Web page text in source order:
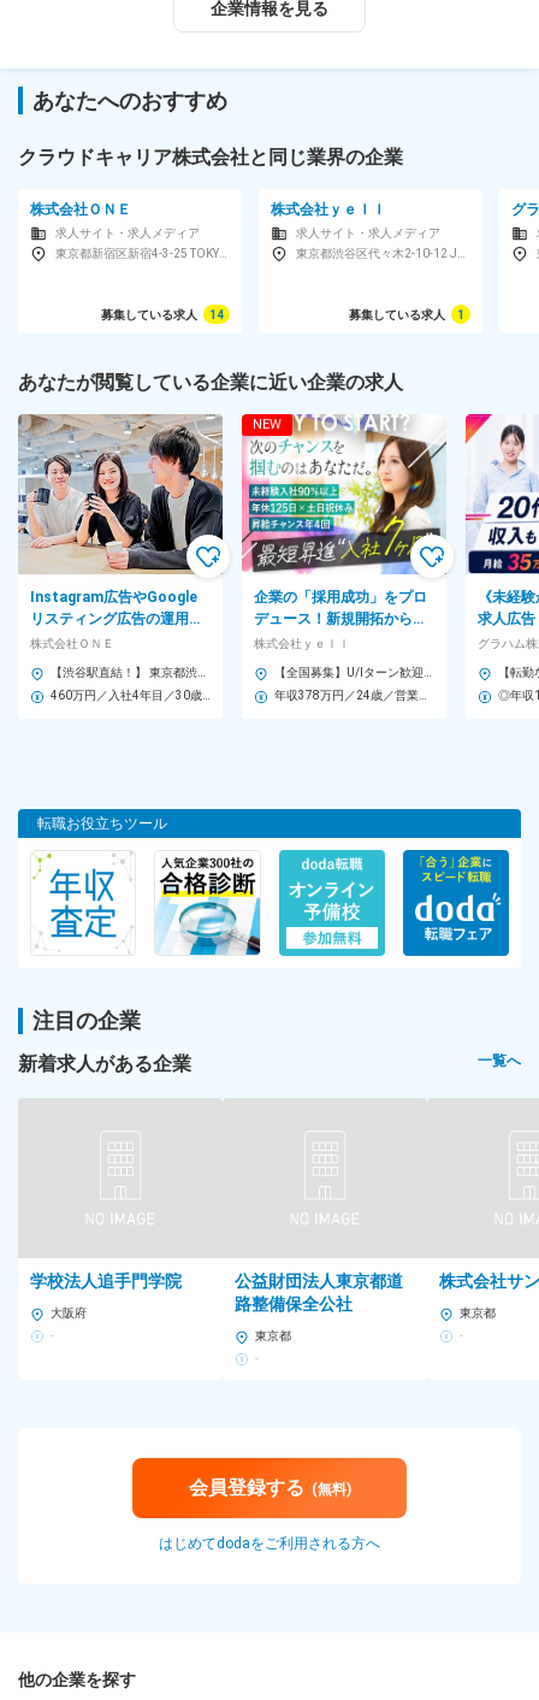
◇アルバイト：20～40代のママさん中心
＜女性管理職も活躍中！＞
未経験からスタートして管理職になった女性スタッフも多数！
れる環境です。
対象となる方
【未経験スタートも多数！】とにかく明るく前向きに取り組める
る姿勢――
そんな“人の力”を大切にしています。
一人ひとりの個性が輝くチームで、あなたの魅力を発揮しません
か？
直近で新規事業がいくつかスタートしており(メンバー発案)
経験がある方や立ち上げに参加したい方ぜひお力を貸してくださ
い！
勤務地
＼大阪＆東京で募集！転勤無し・駅直結／
【▼大阪本社】
大阪府大阪市西区新町1-5-7
地下鉄「四ツ橋」駅直結・「心斎橋」駅・「西大橋」駅
★カフェ風のおしゃれオフィス
【▼東京オフィス／2025年1月OPEN♪】
東京都新宿区新宿3-5-6
キュープラザ新宿三丁目 4F
東京メトロ丸の内線「新宿3丁目」駅直結
★最初は駅直結のシェアオフィスにて勤務となりますが、 2年目以
降、自社オフィスを構えることを目標に一緒に頑張りましょう！
勤務時間
10:00～19:00（所定労働時間8h、休憩1h）
・19時ダッシュ帰りでエステに行ったりジムに通っているメンバ
・育児中の時短勤務も対応実績有り
5時間
～10時間程度 勤怠システムでしっかり管理しています(19時～19
時半退社が多いです)
月給26～40万円＋インセン
【大阪】
企業情報を見る
あなたへのおすすめ
クラウドキャリア株式会社と同じ業界の企業
株式会社ＯＮＥ
求人サイト・求人メディア
募集している求人 14
株式会社ｙｅｌｌ
求人サイト・求人メディア
募集している求人 1
グ
あなたが閲覧している企業に近い企業の求人
Instagram広告やGoogle
リスティング広告の運用を
担当★企画・クリエイティ
ブにも挑戦！
株式会社ＯＮＥ
NEW
企業の「採用成功」をプロ
デュース！新規開拓から提
案・掲載後フォローまで担
当する企画営業
株式会社ｙｅｌｌ
《未経
求人広
などを
課題を
グラハム
転職お役立ちツール
注目の企業
新着求人がある企業 一覧へ
学校法人追手門学院
大阪府
-
公益財団法人東京都道
路整備保全公社
東京都
-
株式会社サ
東京都
-
会員登録する (無料)
はじめてdodaをご利用される方へ
他の企業を探す